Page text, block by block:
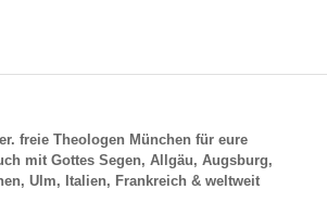
freie Theologen München für eure
mit Gottes Segen, Allgäu, Augsburg,
Ulm, Italien, Frankreich & weltweit